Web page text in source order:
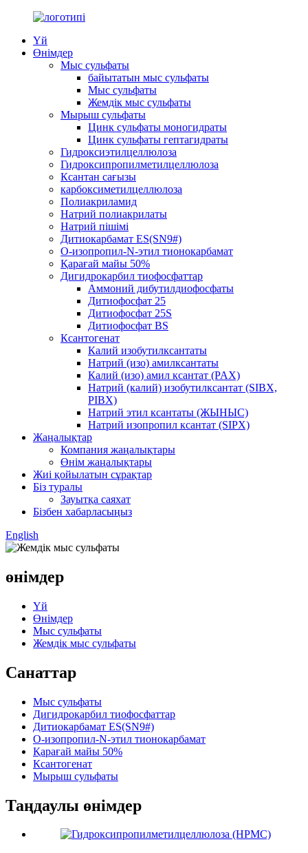
Үй
Өнімдер
Мыс сульфаты
байытатын мыс сульфаты
Мыс сульфаты
Жемдік мыс сульфаты
Мырыш сульфаты
Цинк сульфаты моногидраты
Цинк сульфаты гептагидраты
Гидроксиэтилцеллюлоза
Гидроксипропилметилцеллюлоза
Ксантан сағызы
карбоксиметилцеллюлоза
Полиакриламид
Натрий полиакрилаты
Натрий пішімі
Дитиокарбамат ES(SN9#)
О-изопропил-N-этил тионокарбамат
Қарағай майы 50%
Дигидрокарбил тиофосфаттар
Аммоний дибутилдиофосфаты
Дитиофосфат 25
Дитиофосфат 25S
Дитиофосфат BS
Ксантогенат
Калий изобутилксантаты
Натрий (изо) амилксантаты
Калий (изо) амил ксантат (PAX)
Натрий (калий) изобутилксантат (SIBX,
PIBX)
Натрий этил ксантаты (ЖЫНЫС)
Натрий изопропил ксантат (SIPX)
Жаңалықтар
Компания жаңалықтары
Өнім жаңалықтары
Жиі қойылатын сұрақтар
Біз туралы
Зауытқа саяхат
Бізбен хабарласыңыз
English
өнімдер
Үй
Өнімдер
Мыс сульфаты
Жемдік мыс сульфаты
Санаттар
Мыс сульфаты
Дигидрокарбил тиофосфаттар
Дитиокарбамат ES(SN9#)
О-изопропил-N-этил тионокарбамат
Қарағай майы 50%
Ксантогенат
Мырыш сульфаты
Таңдаулы өнімдер